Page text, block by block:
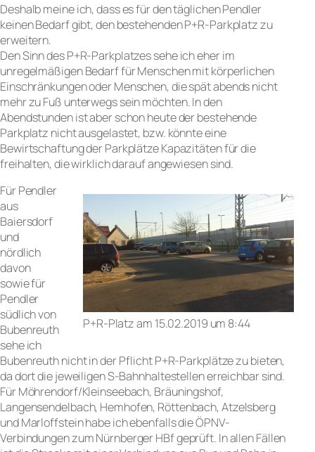
Deshalb meine ich, dass es für den täglichen Pendler
keinen Bedarf gibt, den bestehenden P+R-Parkplatz zu
erweitern.
Den Sinn des P+R-Parkplatzes sehe ich eher im
unregelmäßigen Bedarf für Menschen mit körperlichen
Einschränkungen oder Menschen, die spät abends nicht
mehr zu Fuß unterwegs sein möchten. In den
Abendstunden ist aber schon heute der bestehende
Parkplatz nicht ausgelastet, bzw. könnte eine
Bewirtschaftung der Parkplätze Kapazitäten für die
freihalten, die wirklich darauf angewiesen sind.
P+R-Platz am 15.02.2019 um 8:44
Für Pendler
aus
Baiersdorf
und
nördlich
davon
sowie für
Pendler
südlich von
Bubenreuth
sehe ich
Bubenreuth nicht in der Pflicht P+R-Parkplätze zu bieten,
da dort die jeweiligen S-Bahnhaltestellen erreichbar sind.
Für Möhrendorf/Kleinseebach, Bräuningshof,
Langensendelbach, Hemhofen, Röttenbach, Atzelsberg
und Marloffstein habe ich ebenfalls die ÖPNV-
Verbindungen zum Nürnberger HBf geprüft. In allen Fällen